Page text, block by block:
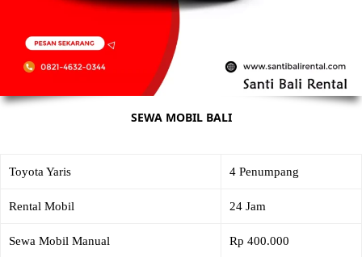
SEWA MOBIL BALI
Toyota Yaris 4 Penumpang
Rental Mobil 24 Jam
Sewa Mobil Manual Rp 400.000